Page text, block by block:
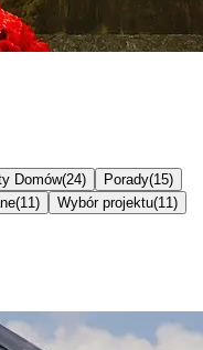
Domów(24) Porady(15)
(11 ) Wybór projektu(11 )